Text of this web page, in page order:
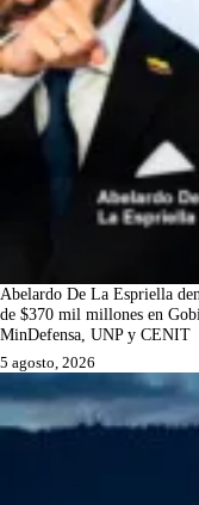
Abelardo De La Espriella
de $370 mil millones en
MinDefensa, UNP y CENIT
5 agosto, 2026